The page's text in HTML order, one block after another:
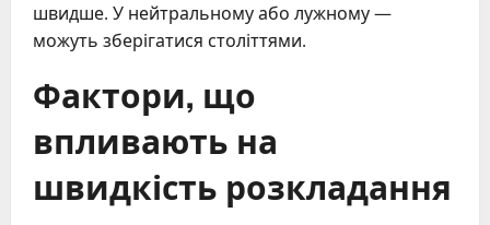
швидше. У нейтральному або лужному —
можуть зберігатися століттями.
Фактори, що
впливають на
швидкість розкладання